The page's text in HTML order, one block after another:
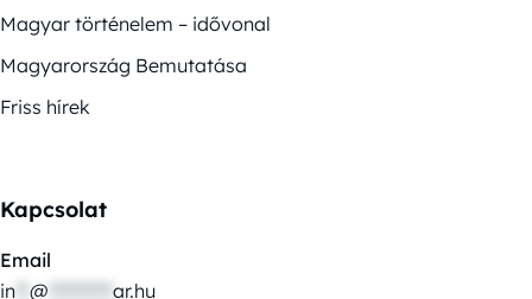
Magyar történelem – idővonal
Magyarország Bemutatása
Friss hírek
Kapcsolat
Email
in @ ar.hu